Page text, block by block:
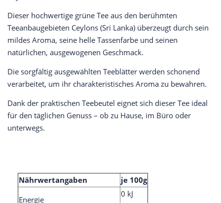
Dieser hochwertige grüne Tee aus den berühmten
Teeanbaugebieten Ceylons (Sri Lanka) überzeugt durch sein
mildes Aroma, seine helle Tassenfarbe und seinen
natürlichen, ausgewogenen Geschmack.
Die sorgfältig ausgewählten Teeblätter werden schonend
verarbeitet, um ihr charakteristisches Aroma zu bewahren.
Dank der praktischen Teebeutel eignet sich dieser Tee ideal
für den täglichen Genuss – ob zu Hause, im Büro oder
unterwegs.
Nährwertangaben
je 100g
Energie
0 kJ